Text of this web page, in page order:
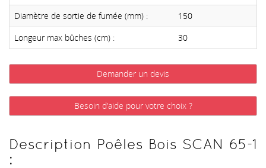
Diamètre de sortie de fumée (mm) :
150
Longeur max bûches (cm) :
30
Demander un devis
Besoin d'aide pour votre choix ?
Description Poêles Bois SCAN 65-1
: